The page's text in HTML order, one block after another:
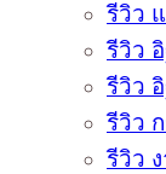
รีวิว
รีวิว
รีวิว
รีวิว
รีวิว